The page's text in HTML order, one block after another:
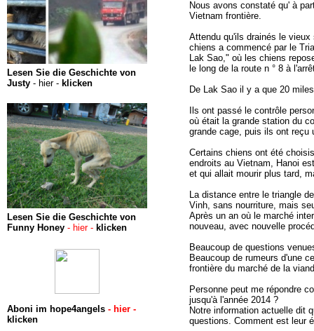
Lesen Sie die Geschichte von
Justy - hier - klicken
Lesen Sie die Geschichte von
Funny Honey - hier - klicken
Aboni im hope4angels - hier -
klicken
Nous avons constaté qu' à
Vietnam frontière.
Attendu qu'ils drainés le
chiens a commencé par le
Lak Sao," où les chiens
le long de la route n ° 8 à
De Lak Sao il y a que 20
Ils ont passé le contrôle
où était la grande station du
grande cage, puis ils ont reçu
Certains chiens ont été
endroits au Vietnam, Hanoi
et qui allait mourir plus tard,
La distance entre le triangle
Vinh, sans nourriture, mais
Après un an où le marché
nouveau, avec nouvelle
Beaucoup de questions
Beaucoup de rumeurs d'une
frontière du marché de la
Personne peut me répondre
jusqu'à l'année 2014 ?
Notre information actuelle dit
questions. Comment est leur